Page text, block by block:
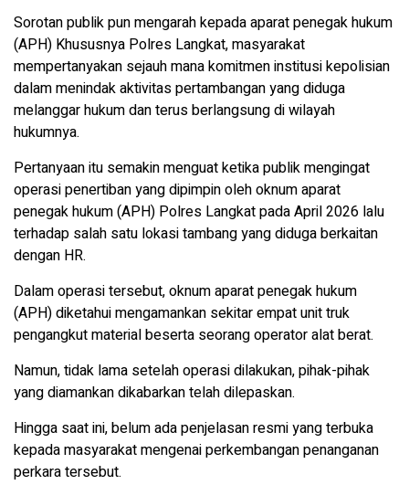
Sorotan publik pun mengarah kepada aparat penegak hukum
(APH) Khususnya Polres Langkat, masyarakat
mempertanyakan sejauh mana komitmen institusi kepolisian
dalam menindak aktivitas pertambangan yang diduga
melanggar hukum dan terus berlangsung di wilayah
hukumnya.
Pertanyaan itu semakin menguat ketika publik mengingat
operasi penertiban yang dipimpin oleh oknum aparat
penegak hukum (APH) Polres Langkat pada April 2026 lalu
terhadap salah satu lokasi tambang yang diduga berkaitan
dengan HR.
Dalam operasi tersebut, oknum aparat penegak hukum
(APH) diketahui mengamankan sekitar empat unit truk
pengangkut material beserta seorang operator alat berat.
Namun, tidak lama setelah operasi dilakukan, pihak-pihak
yang diamankan dikabarkan telah dilepaskan.
Hingga saat ini, belum ada penjelasan resmi yang terbuka
kepada masyarakat mengenai perkembangan penanganan
perkara tersebut.